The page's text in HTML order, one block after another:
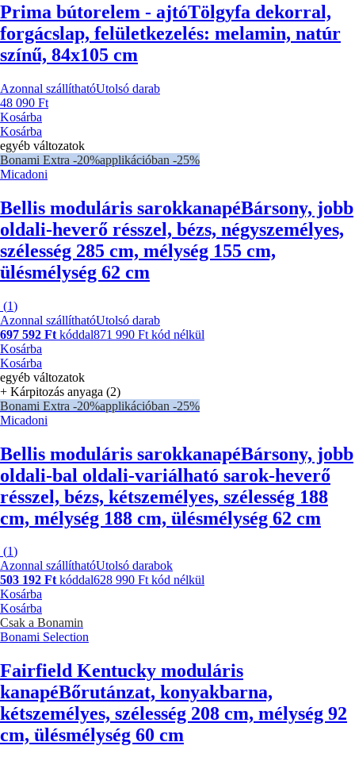
Prima bútorelem - ajtóTölgyfa dekorral,
forgácslap, felületkezelés: melamin, natúr
színű, 84x105 cm
Azonnal szállíthatóUtolsó darab
48 090 Ft
Kosárba
Kosárba
egyéb változatok
Bonami Extra -20%applikációban -25%
Micadoni
Bellis moduláris sarokkanapéBársony, jobb
oldali-heverő résszel, bézs, négyszemélyes,
szélesség 285 cm, mélység 155 cm,
ülésmélység 62 cm
(1)
Azonnal szállíthatóUtolsó darab
697 592 Ft kóddal871 990 Ft kód nélkül
Kosárba
Kosárba
egyéb változatok
+ Kárpitozás anyaga (2)
Bonami Extra -20%applikációban -25%
Micadoni
Bellis moduláris sarokkanapéBársony, jobb
oldali-bal oldali-variálható sarok-heverő
résszel, bézs, kétszemélyes, szélesség 188
cm, mélység 188 cm, ülésmélység 62 cm
(1)
Azonnal szállíthatóUtolsó darabok
503 192 Ftkóddal628 990 Ft kód nélkül
Kosárba
Kosárba
Csak a Bonamin
Bonami Selection
Fairfield Kentucky moduláris
kanapéBőrutánzat, konyakbarna,
kétszemélyes, szélesség 208 cm, mélység 92
cm, ülésmélység 60 cm